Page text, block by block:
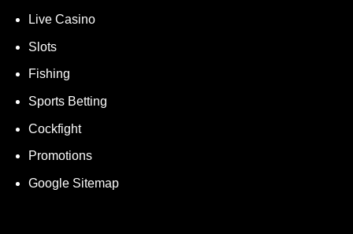
Live Casino
Slots
Fishing
Sports Betting
Cockfight
Promotions
Google Sitemap